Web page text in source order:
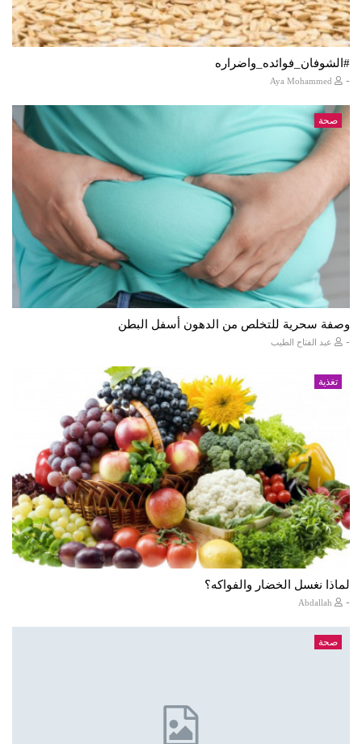
#الشوفان_فوائده_واضراره
-
صحة
وصفة سحرية للتخلص من الدهون أسفل البطن
- عبد الفتاح الطيب
تغذية
لماذا نغسل الخضار والفواكه؟
-
صحة